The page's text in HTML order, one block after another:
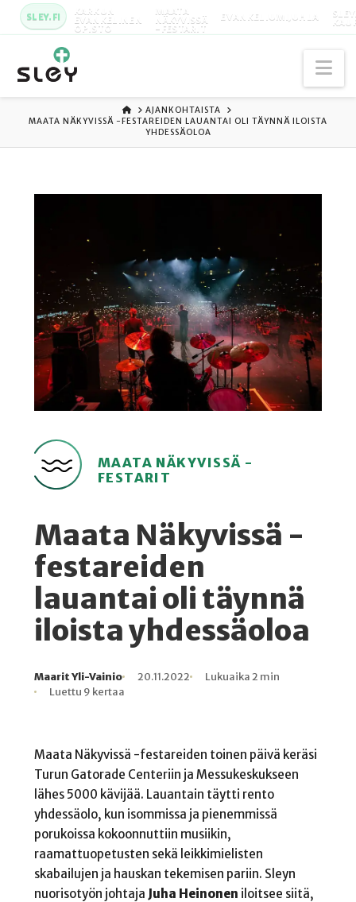
SLEY.FI KARKUN
EVANKELINEN
OPISTO
MAATA
NÄKYVISSÄ
-FESTARIT
EVANKELIUMIJUHLA
ETUSIVU
AJANKOHTAISTA
MAATA NÄKYVISSÄ -FESTAREIDEN LAUANTAI OLI TÄYNNÄ ILOISTA
YHDESSÄOLOA
MAATA NÄKYVISSÄ -
FESTARIT
Maata Näkyvissä -
festareiden
lauantai oli täynnä
iloista yhdessäoloa
Kirjoittaja
Maarit Yli-Vainio
Julkaistu
20.11.2022
Lukuaika
Lukuaika 2 min
Lukukertoja
Luettu 9 kertaa
Maata Näkyvissä -festareiden toinen päivä keräsi
Turun Gatorade Centeriin ja Messukeskukseen
lähes 5000 kävijää. Lauantain täytti rento
yhdessäolo, kun isommissa ja pienemmissä
porukoissa kokoonnuttiin musiikin,
raamattuopetusten sekä leikkimielisten
skabailujen ja hauskan tekemisen pariin. Sleyn
nuorisotyön johtaja Juha Heinonen iloitsee siitä,